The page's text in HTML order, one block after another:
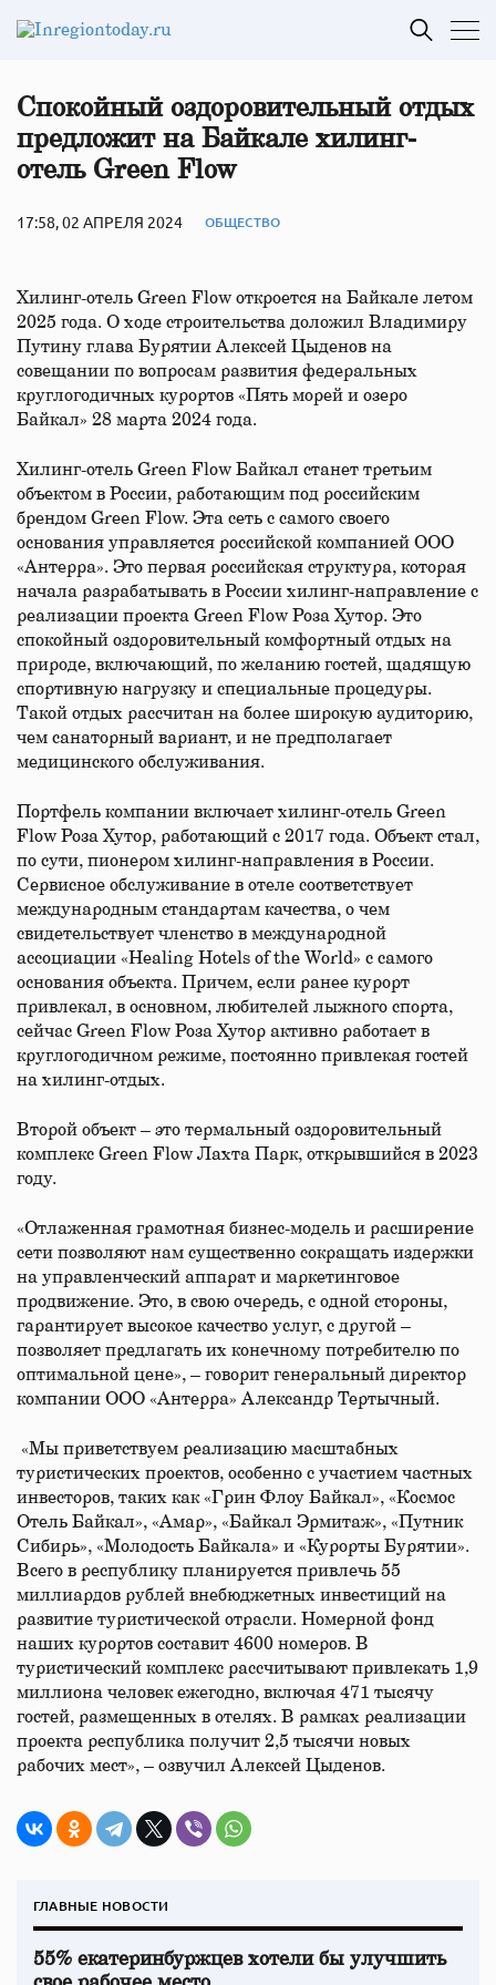
Спокойный оздоровительный отдых
предложит на Байкале хилинг-
отель Green Flow
17:58, 02 АПРЕЛЯ 2024 ОБЩЕСТВО
Хилинг-отель Green Flow откроется на Байкале летом
2025 года. О ходе строительства доложил Владимиру
Путину глава Бурятии Алексей Цыденов на
совещании по вопросам развития федеральных
круглогодичных курортов «Пять морей и озеро
Байкал» 28 марта 2024 года.
Хилинг-отель Green Flow Байкал станет третьим
объектом в России, работающим под российским
брендом Green Flow. Эта сеть с самого своего
основания управляется российской компанией ООО
«Антерра». Это первая российская структура, которая
начала разрабатывать в России хилинг-направление с
реализации проекта Green Flow Роза Хутор. Это
спокойный оздоровительный комфортный отдых на
природе, включающий, по желанию гостей, щадящую
спортивную нагрузку и специальные процедуры.
Такой отдых рассчитан на более широкую аудиторию,
чем санаторный вариант, и не предполагает
медицинского обслуживания.
Портфель компании включает хилинг-отель Green
Flow Роза Хутор, работающий с 2017 года. Объект стал,
по сути, пионером хилинг-направления в России.
Сервисное обслуживание в отеле соответствует
международным стандартам качества, о чем
свидетельствует членство в международной
ассоциации «Healing Hotels of the World» с самого
основания объекта. Причем, если ранее курорт
привлекал, в основном, любителей лыжного спорта,
сейчас Green Flow Роза Хутор активно работает в
круглогодичном режиме, постоянно привлекая гостей
на хилинг-отдых.
Второй объект – это термальный оздоровительный
комплекс Green Flow Лахта Парк, открывшийся в 2023
году.
«Отлаженная грамотная бизнес-модель и расширение
сети позволяют нам существенно сокращать издержки
на управленческий аппарат и маркетинговое
продвижение. Это, в свою очередь, с одной стороны,
гарантирует высокое качество услуг, с другой –
позволяет предлагать их конечному потребителю по
оптимальной цене», – говорит генеральный директор
компании ООО «Антерра» Александр Тертычный.
«Мы приветствуем реализацию масштабных
туристических проектов, особенно c участием частных
инвесторов, таких как «Грин Флоу Байкал», «Космос
Отель Байкал», «Амар», «Байкал Эрмитаж», «Путник
Сибирь», «Молодость Байкала» и «Курорты Бурятии».
Всего в республику планируется привлечь 55
миллиардов рублей внебюджетных инвестиций на
развитие туристической отрасли. Номерной фонд
наших курортов составит 4600 номеров. В
туристический комплекс рассчитывают привлекать 1,9
миллиона человек ежегодно, включая 471 тысячу
гостей, размещенных в отелях. В рамках реализации
проекта республика получит 2,5 тысячи новых
рабочих мест», – озвучил Алексей Цыденов.
ГЛАВНЫЕ НОВОСТИ
55% екатеринбуржцев хотели бы улучшить